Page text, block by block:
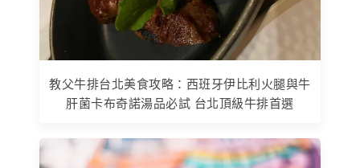
教父牛排台北美食攻略：西班牙伊比利火腿與牛
肝菌卡布奇諾湯品必試 台北頂級牛排首選